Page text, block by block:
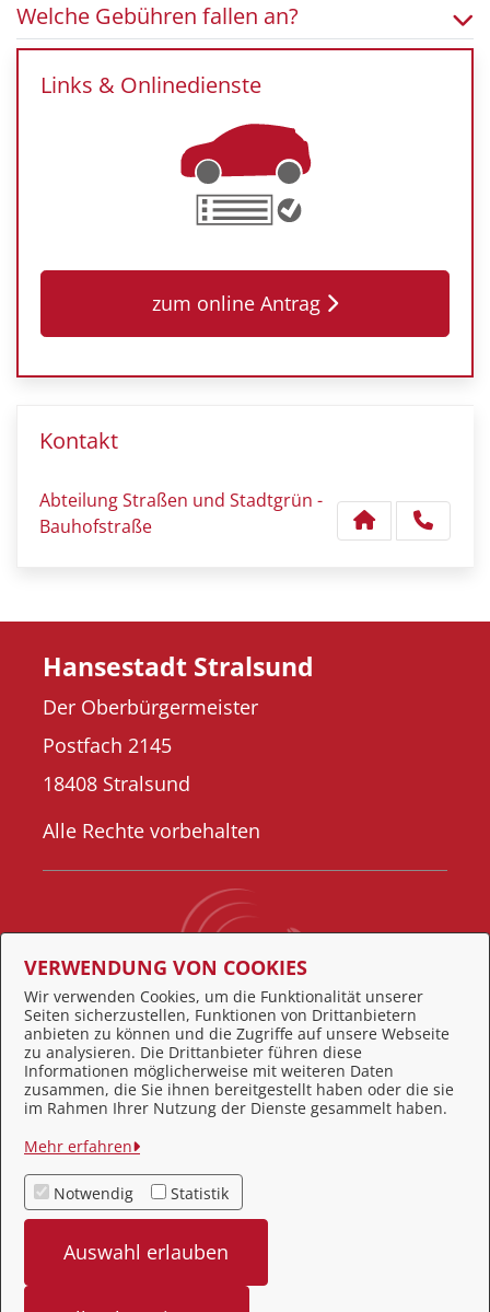
Welche Gebühren fallen an?
Links & Onlinedienste
zum online Antrag
Kontakt
Abteilung Straßen und Stadtgrün -
Bauhofstraße
Behördennummer 115
Hansestadt Stralsund
Der Oberbürgermeister
Postfach 2145
18408 Stralsund
Alle Rechte vorbehalten
Feedback
Impressum
Datenschutz
Kontakt
Barrierefreiheit
VERWENDUNG VON COOKIES
Wir verwenden Cookies, um die Funktionalität unserer
Seiten sicherzustellen, Funktionen von Drittanbietern
anbieten zu können und die Zugriffe auf unsere Webseite
zu analysieren. Die Drittanbieter führen diese
Informationen möglicherweise mit weiteren Daten
zusammen, die Sie ihnen bereitgestellt haben oder die sie
im Rahmen Ihrer Nutzung der Dienste gesammelt haben.
Mehr erfahren
Notwendig Statistik
Auswahl erlauben